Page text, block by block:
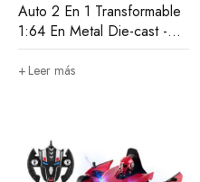
Auto 2 En 1 Transformable
1:64 En Metal Die-cast -
Starry
Leer más